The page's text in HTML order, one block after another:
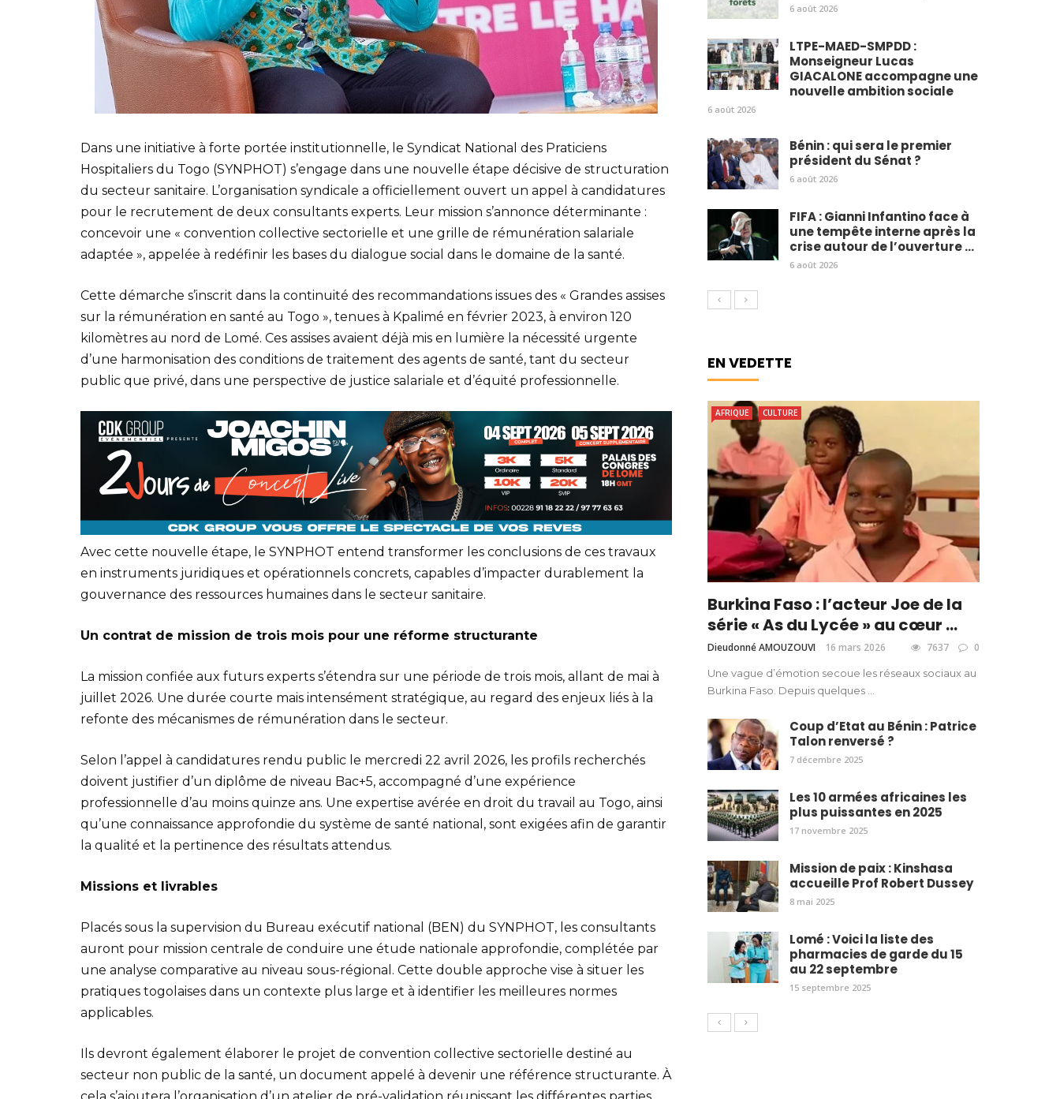
Dans une initiative à forte portée institutionnelle, le Syndicat National des Praticiens
Hospitaliers du Togo (SYNPHOT) s’engage dans une nouvelle étape décisive de structuration
du secteur sanitaire. L’organisation syndicale a officiellement ouvert un appel à candidatures
pour le recrutement de deux consultants experts. Leur mission s’annonce déterminante :
concevoir une « convention collective sectorielle et une grille de rémunération salariale
adaptée », appelée à redéfinir les bases du dialogue social dans le domaine de la santé.
Cette démarche s’inscrit dans la continuité des recommandations issues des « Grandes assises
sur la rémunération en santé au Togo », tenues à Kpalimé en février 2023, à environ 120
kilomètres au nord de Lomé. Ces assises avaient déjà mis en lumière la nécessité urgente
d’une harmonisation des conditions de traitement des agents de santé, tant du secteur
public que privé, dans une perspective de justice salariale et d’équité professionnelle.
Avec cette nouvelle étape, le SYNPHOT entend transformer les conclusions de ces travaux
en instruments juridiques et opérationnels concrets, capables d’impacter durablement la
gouvernance des ressources humaines dans le secteur sanitaire.
Un contrat de mission de trois mois pour une réforme structurante
La mission confiée aux futurs experts s’étendra sur une période de trois mois, allant de mai à
juillet 2026. Une durée courte mais intensément stratégique, au regard des enjeux liés à la
refonte des mécanismes de rémunération dans le secteur.
Selon l’appel à candidatures rendu public le mercredi 22 avril 2026, les profils recherchés
doivent justifier d’un diplôme de niveau Bac+5, accompagné d’une expérience
professionnelle d’au moins quinze ans. Une expertise avérée en droit du travail au Togo, ainsi
qu’une connaissance approfondie du système de santé national, sont exigées afin de garantir
la qualité et la pertinence des résultats attendus.
Missions et livrables
Placés sous la supervision du Bureau exécutif national (BEN) du SYNPHOT, les consultants
auront pour mission centrale de conduire une étude nationale approfondie, complétée par
une analyse comparative au niveau sous-régional. Cette double approche vise à situer les
pratiques togolaises dans un contexte plus large et à identifier les meilleures normes
applicables.
Ils devront également élaborer le projet de convention collective sectorielle destiné au
secteur non public de la santé, un document appelé à devenir une référence structurante. À
6 août 2026
LTPE-MAED-SMPDD :
Monseigneur Lucas
GIACALONE accompagne une
nouvelle ambition sociale
6 août 2026
Bénin : qui sera le premier
président du Sénat ?
6 août 2026
FIFA : Gianni Infantino face à
une tempête interne après la
crise autour de l’ouverture ...
6 août 2026
EN VEDETTE
AFRIQUE CULTURE
Burkina Faso : l’acteur Joe de la
série « As du Lycée » au cœur ...
Dieudonné AMOUZOUVI 16 mars 2026 7637 0
Une vague d’émotion secoue les réseaux sociaux au
Burkina Faso. Depuis quelques ...
Coup d’Etat au Bénin : Patrice
Talon renversé ?
7 décembre 2025
Les 10 armées africaines les
plus puissantes en 2025
17 novembre 2025
Mission de paix : Kinshasa
accueille Prof Robert Dussey
8 mai 2025
Lomé : Voici la liste des
pharmacies de garde du 15
au 22 septembre
15 septembre 2025